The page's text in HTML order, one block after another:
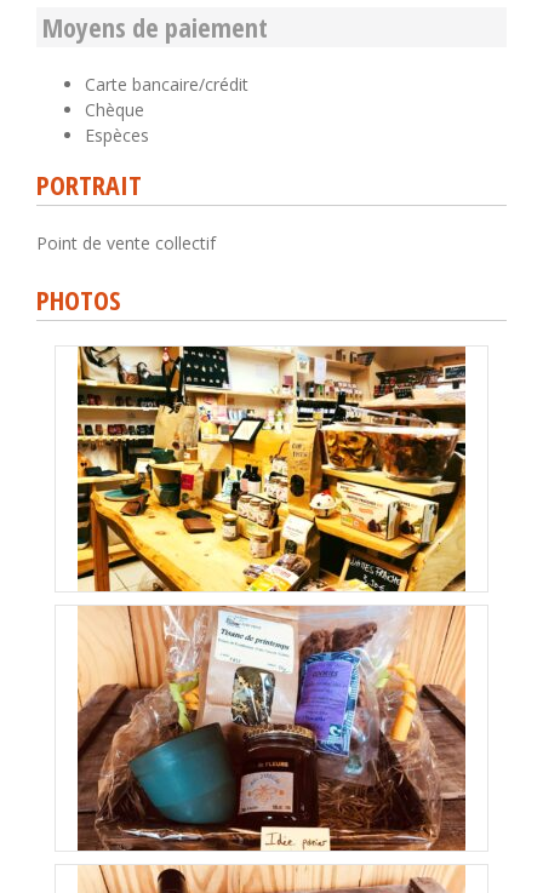
Moyens de paiement
Carte bancaire/crédit
Chèque
Espèces
PORTRAIT
Point de vente collectif
PHOTOS